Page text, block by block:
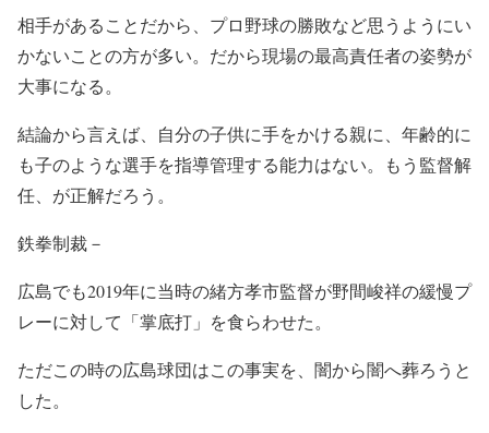
相手があることだから、プロ野球の勝敗など思うようにい
かないことの方が多い。だから現場の最高責任者の姿勢が
大事になる。
結論から言えば、自分の子供に手をかける親に、年齢的に
も子のような選手を指導管理する能力はない。もう監督解
任、が正解だろう。
鉄拳制裁－
広島でも2019年に当時の緒方孝市監督が野間峻祥の緩慢プ
レーに対して「掌底打」を食らわせた。
ただこの時の広島球団はこの事実を、闇から闇へ葬ろうと
した。